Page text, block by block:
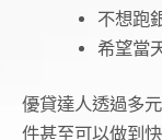
不想跑
希望當
優貸達人透過多
件甚至可以做到